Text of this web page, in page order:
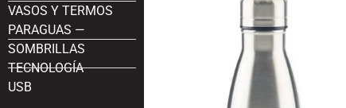
VASOS Y TERMOS
PARAGUAS —
SOMBRILLAS
TECNOLOGÍA
USB